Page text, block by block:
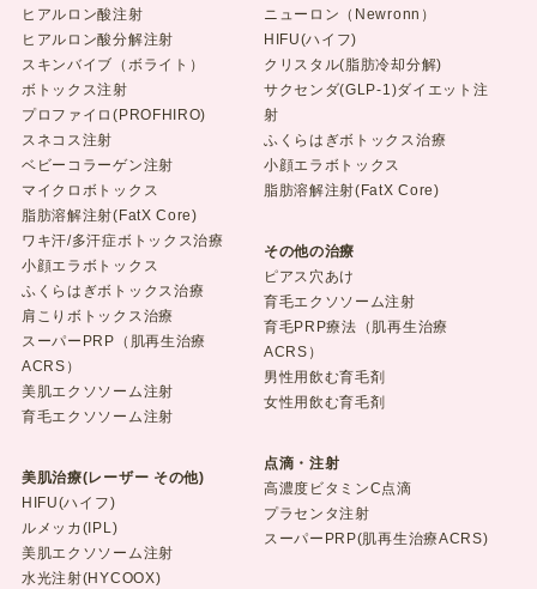
ヒアルロン酸注射
ヒアルロン酸分解注射
スキンバイブ（ボライト）
ボトックス注射
プロファイロ(PROFHIRO)
スネコス注射
ベビーコラーゲン注射
マイクロボトックス
脂肪溶解注射(FatX Core)
ワキ汗/多汗症ボトックス治療
小顔エラボトックス
ふくらはぎボトックス治療
肩こりボトックス治療
スーパーPRP（肌再生治療
ACRS）
美肌エクソソーム注射
育毛エクソソーム注射
美肌治療(レーザー その他)
HIFU(ハイフ)
ルメッカ(IPL)
美肌エクソソーム注射
水光注射(HYCOOX)
ニューロン（Newronn）
HIFU(ハイフ)
クリスタル(脂肪冷却分解)
サクセンダ(GLP-1)ダイエット注
射
ふくらはぎボトックス治療
小顔エラボトックス
脂肪溶解注射(FatX Core)
その他の治療
ピアス穴あけ
育毛エクソソーム注射
育毛PRP療法（肌再生治療
ACRS）
男性用飲む育毛剤
女性用飲む育毛剤
点滴・注射
高濃度ビタミンC点滴
プラセンタ注射
スーパーPRP(肌再生治療ACRS)